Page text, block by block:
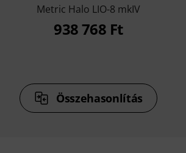
Metric Halo LIO-8 mkIV
938 768 Ft
Összehasonlítás